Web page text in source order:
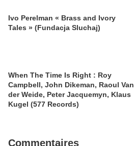
Ivo Perelman « Brass and Ivory
Tales » (Fundacja Sluchaj)
When The Time Is Right : Roy
Campbell, John Dikeman, Raoul Van
der Weide, Peter Jacquemyn, Klaus
Kugel (577 Records)
Commentaires